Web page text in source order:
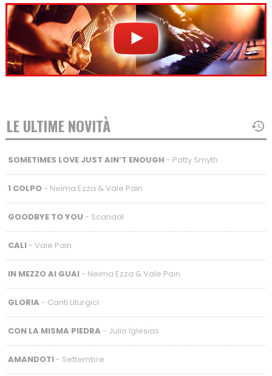
LE ULTIME NOVITÀ
SOMETIMES LOVE JUST AIN’T ENOUGH - Patty Smyth
1 COLPO- Neima Ezza & Vale Pain
GOODBYE TO YOU - Scandal
CALI- Vale Pain
IN MEZZO AI GUAI- Neima Ezza & Vale Pain
GLORIA - Canti Liturgici
CON LA MISMA PIEDRA - Julio Iglesias
AMANDOTI- Settembre